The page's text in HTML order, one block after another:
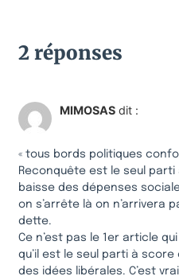
2 réponses
MIMOSAS dit :
« tous bords politiques
Reconquête est le seul
baisse des dépenses
on s’arrête là on n’arrivera
dette.
Ce n’est pas le 1er article
qu’il est le seul parti à
des idées libérales. C’est